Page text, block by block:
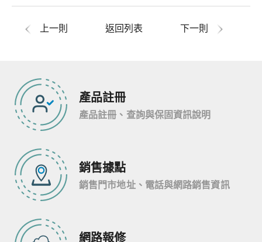
上一則 返回列表 下一則
產品註冊
產品註冊、查詢與保固資訊說明
銷售據點
銷售門市地址、電話與網路銷售資訊
網路報修